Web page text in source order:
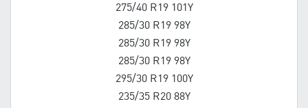
275/40 R19 101Y
285/30 R19 98Y
285/30 R19 98Y
285/30 R19 98Y
295/30 R19 100Y
235/35 R20 88Y